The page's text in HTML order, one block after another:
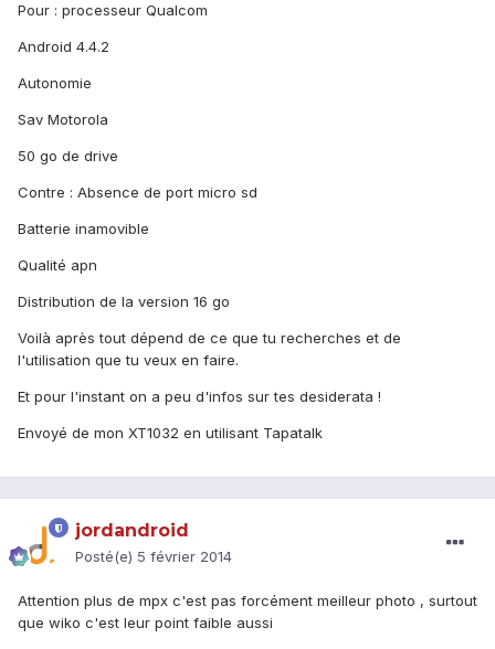
Pour : processeur Qualcom
Android 4.4.2
Autonomie
Sav Motorola
50 go de drive
Contre : Absence de port micro sd
Batterie inamovible
Qualité apn
Distribution de la version 16 go
Voilà après tout dépend de ce que tu recherches et de
l'utilisation que tu veux en faire.
Et pour l'instant on a peu d'infos sur tes desiderata !
Envoyé de mon XT1032 en utilisant Tapatalk
jordandroid
Posté(e) 5 février 2014
Attention plus de mpx c'est pas forcément meilleur photo , surtout
que wiko c'est leur point faible aussi